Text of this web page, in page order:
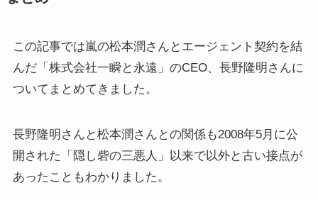
この記事では嵐の松本潤さんとエージェント契約を結
んだ「株式会社一瞬と永遠」のCEO、長野隆明さんに
ついてまとめてきました。
長野隆明さんと松本潤さんとの関係も2008年5月に公
開された「隠し砦の三悪人」以来で以外と古い接点が
あったこともわかりました。